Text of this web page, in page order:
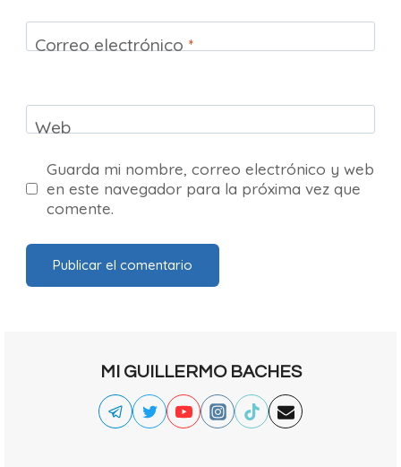
Correo electrónico *
Web
Guarda mi nombre, correo electrónico y web
en este navegador para la próxima vez que
comente.
MI GUILLERMO BACHES